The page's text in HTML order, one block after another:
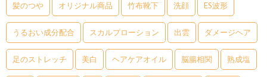
髪のつや オリジナル商品 竹布靴下 洗顔 ES波形
うるおい成分配合 スカルプローション 出雲 ダメージヘア
足のストレッチ 美白 ヘアケアオイル 脳腸相関 熟成塩